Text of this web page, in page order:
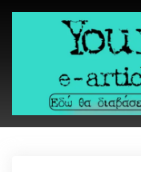
Skip
Your e-
Εδώ θα διαβάσεις